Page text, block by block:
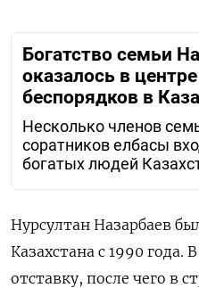
Богатство семьи
оказалось в
беспорядков в
Несколько членов
соратников елбасы
богатых людей
Нурсултан Назарбаев
Казахстана с 1990 года.
отставку, после чего в